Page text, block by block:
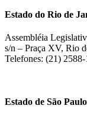
Estado do Rio de
Assembléia
s/n – Praça XV, Rio
Telefones: (21)
Estado de São Paulo